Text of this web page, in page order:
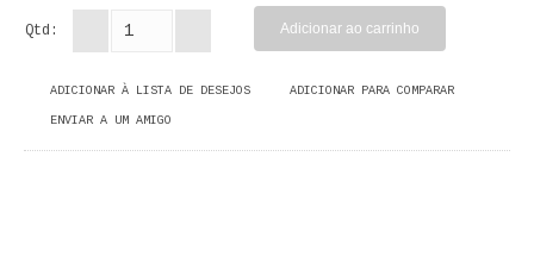
CADERNOS HUMANITAS
DIREITO
Qtd:
ADICIONAR À LISTA DE DESEJOS ADICIONAR PARA COMPARAR
ENVIAR A UM AMIGO